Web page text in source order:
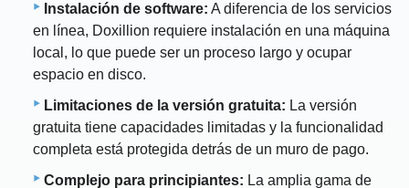
Instalación de software: A diferencia de los servicios
en línea, Doxillion requiere instalación en una máquina
local, lo que puede ser un proceso largo y ocupar
espacio en disco.
Limitaciones de la versión gratuita: La versión
gratuita tiene capacidades limitadas y la funcionalidad
completa está protegida detrás de un muro de pago.
Complejo para principiantes: La amplia gama de